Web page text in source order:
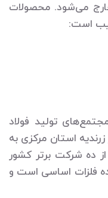
می‌شود. محصولات
است:
تولید فولاد
سال 1391 در شهر زرندیه استان مرکزی به
ده شرکت برتر کشور
فلزات اساسی است و